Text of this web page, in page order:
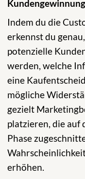
Indem du die
erkennst du
potenzielle
werden, welche
eine
mögliche
gezielt
platzieren, die auf
Phase
erhöhen.